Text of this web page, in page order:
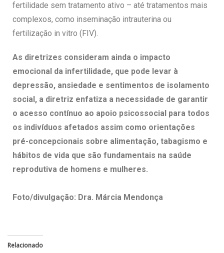
fertilidade sem tratamento ativo – até tratamentos mais
complexos, como inseminação intrauterina ou
fertilização in vitro (FIV).
As diretrizes consideram ainda o impacto
emocional da infertilidade, que pode levar à
depressão, ansiedade e sentimentos de isolamento
social, a diretriz enfatiza a necessidade de garantir
o acesso contínuo ao apoio psicossocial para todos
os indivíduos afetados assim como orientações
pré-concepcionais sobre alimentação, tabagismo e
hábitos de vida que são fundamentais na saúde
reprodutiva de homens e mulheres.
Foto/divulgação: Dra. Márcia Mendonça
Relacionado